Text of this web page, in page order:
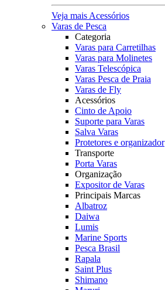
Veja mais Acessórios
Varas de Pesca
Categoria
Varas para Carretilhas
Varas para Molinetes
Varas Telescópica
Varas Pesca de Praia
Varas de Fly
Acessórios
Cinto de Apoio
Suporte para Varas
Salva Varas
Protetores e organizador
Transporte
Porta Varas
Organização
Expositor de Varas
Principais Marcas
Albatroz
Daiwa
Lumis
Marine Sports
Pesca Brasil
Rapala
Saint Plus
Shimano